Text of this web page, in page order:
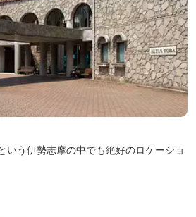
いう伊勢志摩の中でも絶好のロケーショ